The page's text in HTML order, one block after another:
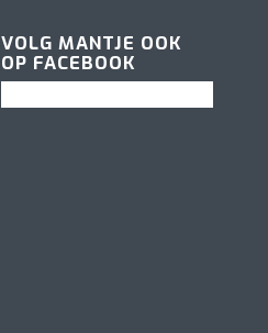
VOLG MANTJE OOK
OP FACEBOOK